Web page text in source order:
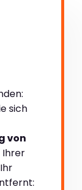
sich
von
Ihrer